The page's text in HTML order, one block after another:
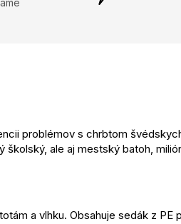
problémov s chrbtom
ale aj mestský batoh,
a vlhku. Obsahuje sedák z